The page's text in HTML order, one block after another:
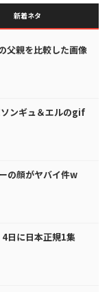
新着ネタ
父親を比較した画像
ンギュ＆エルのgif
の顔がヤバイ件w
日に日本正規1集